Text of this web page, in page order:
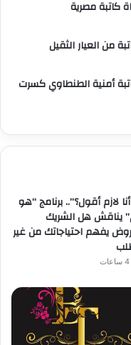
كاتبة مصرية
من العيار الثقيل
أمنية الطنطاوي كسرت
لازم أقول؟”.. برنامج “هو
يناقش هل الشريك
يفهم احتياجاتك من غير